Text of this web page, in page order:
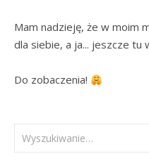
Mam nadzieję, że w moim
dla siebie, a ja... jeszcze tu
Do zobaczenia!